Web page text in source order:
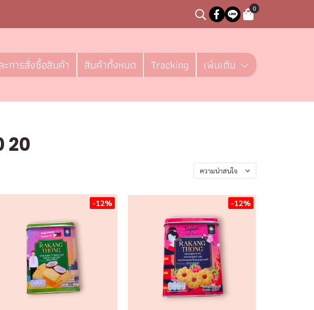
0
การสั่งซื้อสินค้า สินค้าทั้งหมด Tracking เพิ่มเติม
20
ความน่าสนใจ
-12% -12%